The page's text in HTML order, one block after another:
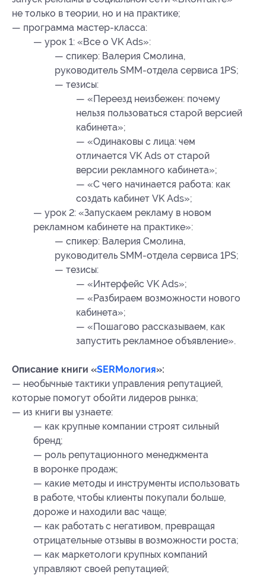
не только в теории, но и на практике;
— программа мастер-класса:
— урок 1: «Все о VK Ads»:
— спикер: Валерия Смолина,
руководитель SMM-отдела сервиса 1PS;
— тезисы:
— «Переезд неизбежен: почему
нельзя пользоваться старой версией
кабинета»;
— «Одинаковы с лица: чем
отличается VK Ads от старой
версии рекламного кабинета»;
— «С чего начинается работа: как
создать кабинет VK Ads»;
— урок 2: «Запускаем рекламу в новом
рекламном кабинете на практике»:
— спикер: Валерия Смолина,
руководитель SMM-отдела сервиса 1PS;
— тезисы:
— «Интерфейс VK Ads»;
— «Разбираем возможности нового
кабинета»;
— «Пошагово рассказываем, как
запустить рекламное объявление».
Описание книги «SERMология»:
— необычные тактики управления репутацией,
которые помогут обойти лидеров рынка;
— из книги вы узнаете:
— как крупные компании строят сильный
бренд;
— роль репутационного менеджмента
в воронке продаж;
— какие методы и инструменты использовать
в работе, чтобы клиенты покупали больше,
дороже и находили вас чаще;
— как работать с негативом, превращая
отрицательные отзывы в возможности роста;
— как маркетологи крупных компаний
управляют своей репутацией;